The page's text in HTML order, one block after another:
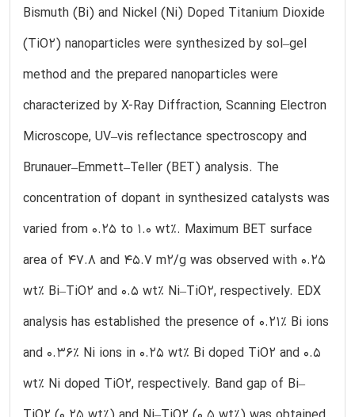
Bismuth (Bi) and Nickel (Ni) Doped Titanium Dioxide
(TiO2) nanoparticles were synthesized by sol–gel
method and the prepared nanoparticles were
characterized by X-Ray Diffraction, Scanning Electron
Microscope, UV–vis reflectance spectroscopy and
Brunauer–Emmett–Teller (BET) analysis. The
concentration of dopant in synthesized catalysts was
varied from 0.25 to 1.0 wt%. Maximum BET surface
area of 47.8 and 45.7 m2/g was observed with 0.25
wt% Bi–TiO2 and 0.5 wt% Ni–TiO2, respectively. EDX
analysis has established the presence of 0.21% Bi ions
and 0.36% Ni ions in 0.25 wt% Bi doped TiO2 and 0.5
wt% Ni doped TiO2, respectively. Band gap of Bi–